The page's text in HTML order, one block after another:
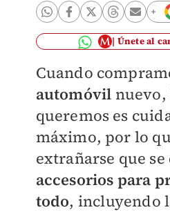
Únete al
Cuando
automóvil nuevo,
queremos es
máximo, por lo
extrañarse que
accesorios para
todo, incluyendo